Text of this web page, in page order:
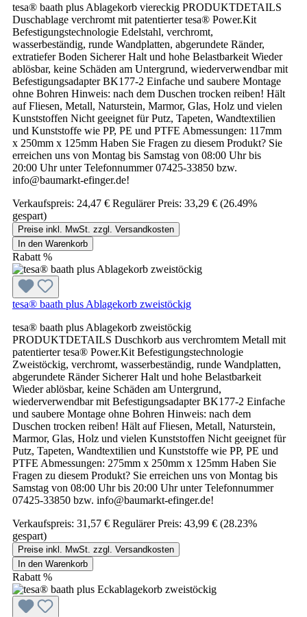
tesa® baath plus Ablagekorb viereckig PRODUKTDETAILS
Duschablage verchromt mit patentierter tesa® Power.Kit
Befestigungstechnologie Edelstahl, verchromt,
wasserbeständig, runde Wandplatten, abgerundete Ränder,
extratiefer Boden Sicherer Halt und hohe Belastbarkeit Wieder
ablösbar, keine Schäden am Untergrund, wiederverwendbar mit
Befestigungsadapter BK177-2 Einfache und saubere Montage
ohne Bohren Hinweis: nach dem Duschen trocken reiben! Hält
auf Fliesen, Metall, Naturstein, Marmor, Glas, Holz und vielen
Kunststoffen Nicht geeignet für Putz, Tapeten, Wandtextilien
und Kunststoffe wie PP, PE und PTFE Abmessungen: 117mm
x 250mm x 125mm Haben Sie Fragen zu diesem Produkt? Sie
erreichen uns von Montag bis Samstag von 08:00 Uhr bis
20:00 Uhr unter Telefonnummer 07425-33850 bzw.
info@baumarkt-efinger.de!
Verkaufspreis: 24,47 € Regulärer Preis: 33,29 € (26.49%
gespart)
Preise inkl. MwSt. zzgl. Versandkosten
In den Warenkorb
Rabatt %
tesa® baath plus Ablagekorb zweistöckig
tesa® baath plus Ablagekorb zweistöckig
PRODUKTDETAILS Duschkorb aus verchromtem Metall mit
patentierter tesa® Power.Kit Befestigungstechnologie
Zweistöckig, verchromt, wasserbeständig, runde Wandplatten,
abgerundete Ränder Sicherer Halt und hohe Belastbarkeit
Wieder ablösbar, keine Schäden am Untergrund,
wiederverwendbar mit Befestigungsadapter BK177-2 Einfache
und saubere Montage ohne Bohren Hinweis: nach dem
Duschen trocken reiben! Hält auf Fliesen, Metall, Naturstein,
Marmor, Glas, Holz und vielen Kunststoffen Nicht geeignet für
Putz, Tapeten, Wandtextilien und Kunststoffe wie PP, PE und
PTFE Abmessungen: 275mm x 250mm x 125mm Haben Sie
Fragen zu diesem Produkt? Sie erreichen uns von Montag bis
Samstag von 08:00 Uhr bis 20:00 Uhr unter Telefonnummer
07425-33850 bzw. info@baumarkt-efinger.de!
Verkaufspreis: 31,57 € Regulärer Preis: 43,99 € (28.23%
gespart)
Preise inkl. MwSt. zzgl. Versandkosten
In den Warenkorb
Rabatt %